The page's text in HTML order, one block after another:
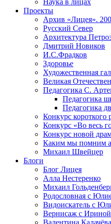
Наука в лицах
Проекты
Архив «Лицея».
Русский Север
Архитектура
Дмитрий Новиков
И.С.Фрадков
Здоровье
Художественная
Великая
Педагогика С.
Педагогика
Педагогика
Конкурс короткого
Конкурс «Во весь
Конкурс новой
Каким мы помним
Михаил Швейцер
Блоги
Блог Лицея
Алла Нестеренко
Михаил
Родословная с
Видоискатель с
Вернисаж с